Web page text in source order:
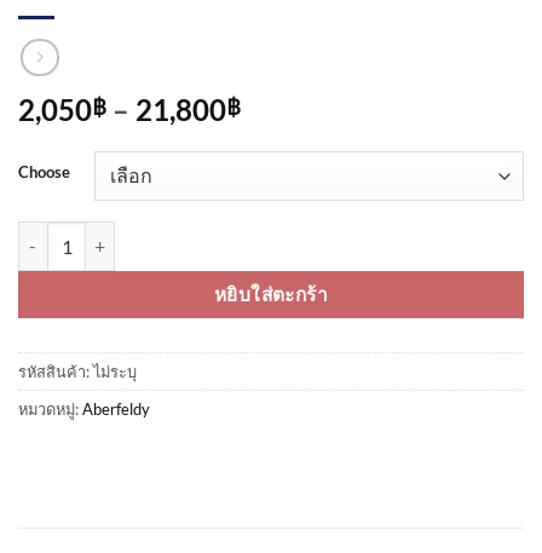
2,050฿ – 21,800฿Price
through
Choose
หยิบใส่ตะกร้า
รหัสสินค้า:ไม่ระบุ
หมวดหมู่:Aberfeldy